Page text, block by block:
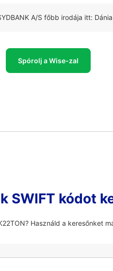
A/S főbb irodája itt: Dánia
Spórolj a Wise-zal
SWIFT kódot
Használd a keresőnket